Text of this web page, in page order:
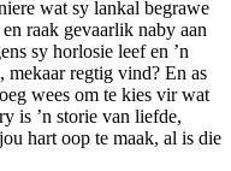
wat sy lankal begrawe
raak gevaarlik naby aan
sy horlosie leef en ’n
regtig vind? En as
wees om te kies vir wat
is ’n storie van liefde,
hart oop te maak, al is die